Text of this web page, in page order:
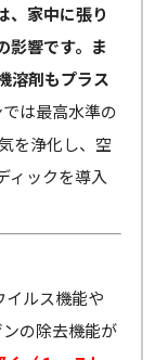
、家中に張り
影響です。ま
溶剤もプラス
は最高水準の
を浄化し、空
ィックを導入
イルス機能や
の除去機能が